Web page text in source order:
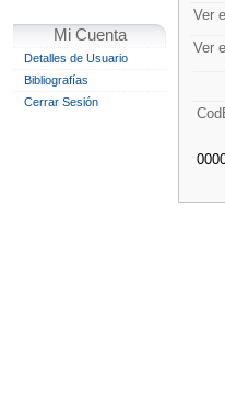
Mi Cuenta
Detalles de Usuario
Bibliografías
Cerrar Sesión
Ver
Ver